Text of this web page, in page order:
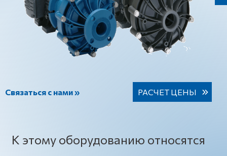
Связаться с нами » РАСЧЕТ ЦЕНЫ
К этому оборудованию относятся